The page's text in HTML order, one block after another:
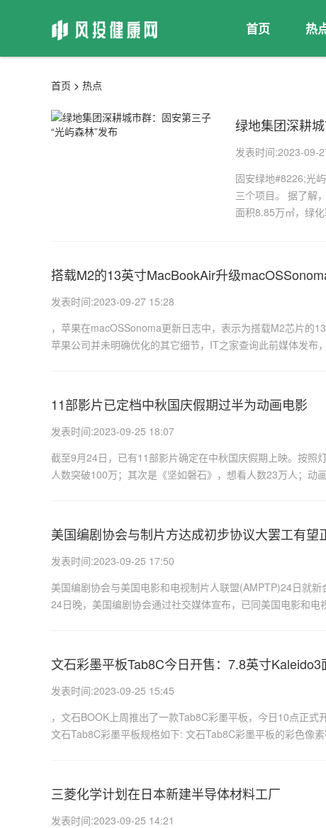
首页 热
首页 > 热点
绿地集团深耕
发表时间:2023-09-
固安绿地#8226;光
三个项目。 据了解
面积8.85万㎡，绿
搭载M2的13英寸MacBookAir升级
发表时间:2023-09-27 15:28
，苹果在macOSSonoma更新日志中，表示为搭载M2芯片的
苹果公司并未明确优化的其它细节，IT之家查询此前媒体发布
11部影片已定档中秋国庆假期过半为动画电影
发表时间:2023-09-25 18:07
截至9月24日，已有11部影片确定在中秋国庆假期上映。按照
人数突破100万；其次是《坚如磐石》，想看人数23万人；
美国编剧协会与制片方达成初步协议大罢工有望
发表时间:2023-09-25 17:50
美国编剧协会与美国电影和电视制片人联盟(AMPTP)24日就
24日晚，美国编剧协会通过社交媒体宣布，已同美国电影和
文石彩墨平板Tab8C今日开售：7.8英寸Kaleido3
发表时间:2023-09-25 15:45
，文石BOOK上周推出了一款Tab8C彩墨平板，今日10点正
文石Tab8C彩墨平板规格如下: 文石Tab8C彩墨平板的彩色像
三菱化学计划在日本新建半导体材料工厂
发表时间:2023-09-25 14:21